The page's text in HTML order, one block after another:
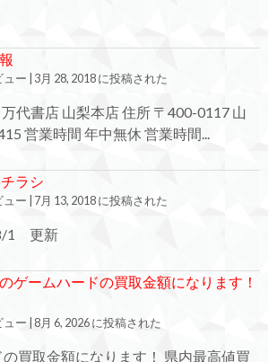
ュー 3月 28, 2018 に投稿された
代書店 山梨本店 住所 〒400-0117 山
営業時間 年中無休 営業時間...
ラシ
ュー 7月 13, 2018 に投稿された
1 更新
ゲームハードの買取金額になります！
ュー 8月 6, 2026 に投稿された
買取金額になります！ 県内最高値買